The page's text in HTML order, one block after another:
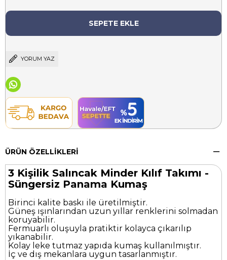
YORUM YAZ
ÜRÜN ÖZELLIKLERI
3 Kişilik Salıncak Minder Kılıf Takımı -
Süngersiz Panama Kumaş
Birinci kalite baskı ile üretilmiştir.
Güneş ışınlarından uzun yıllar renklerini solmadan
koruyabilir.
Fermuarlı oluşuyla pratiktir kolayca çıkarılıp
yıkanabilir.
Kolay leke tutmaz yapıda kumaş kullanılmıştır.
İç ve dış mekanlara uygun tasarlanmıştır.